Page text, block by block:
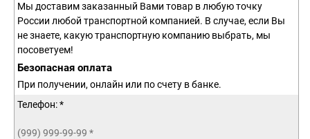
Мы доставим заказанный Вами товар в любую точку
России любой транспортной компанией. В случае, если Вы
не знаете, какую транспортную компанию выбрать, мы
посоветуем!
Безопасная оплата
При получении, онлайн или по счету в банке.
Телефон: *
(999) 999-99-99 *